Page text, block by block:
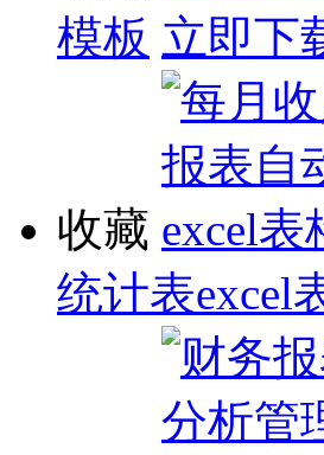
模板 立即下
收藏
统计表excel